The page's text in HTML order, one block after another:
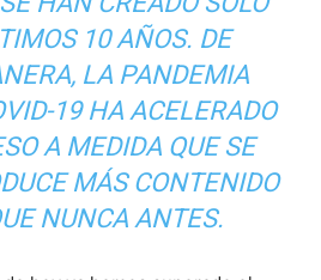
10 AÑOS. DE
LA PANDEMIA
19 HA ACELERADO
A MEDIDA QUE SE
MÁS CONTENIDO
NUNCA ANTES.